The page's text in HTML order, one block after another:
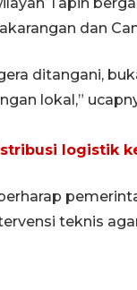
dan
ditangani,
lokal,”
logistik
teknis